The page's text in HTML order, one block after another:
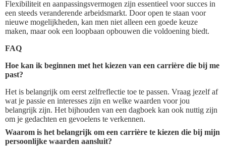
Flexibiliteit en aanpassingsvermogen zijn essentieel voor succes in
een steeds veranderende arbeidsmarkt. Door open te staan voor
nieuwe mogelijkheden, kan men niet alleen een goede keuze
maken, maar ook een loopbaan opbouwen die voldoening biedt.
FAQ
Hoe kan ik beginnen met het kiezen van een carrière die bij me
past?
Het is belangrijk om eerst zelfreflectie toe te passen. Vraag jezelf af
wat je passie en interesses zijn en welke waarden voor jou
belangrijk zijn. Het bijhouden van een dagboek kan ook nuttig zijn
om je gedachten en gevoelens te verkennen.
Waarom is het belangrijk om een carrière te kiezen die bij mijn
persoonlijke waarden aansluit?